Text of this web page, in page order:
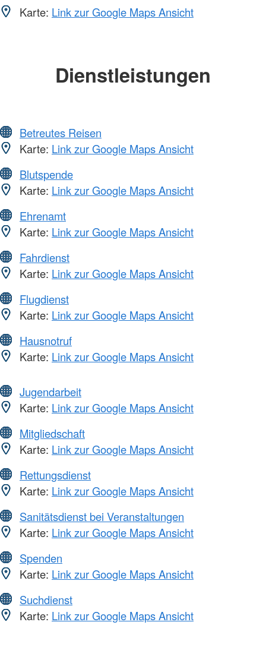
Karte: Link zur Google Maps Ansicht
Dienstleistungen
Betreutes Reisen
Karte: Link zur Google Maps Ansicht
Blutspende
Karte: Link zur Google Maps Ansicht
Ehrenamt
Karte: Link zur Google Maps Ansicht
Fahrdienst
Karte: Link zur Google Maps Ansicht
Flugdienst
Karte: Link zur Google Maps Ansicht
Hausnotruf
Karte: Link zur Google Maps Ansicht
Jugendarbeit
Karte: Link zur Google Maps Ansicht
Mitgliedschaft
Karte: Link zur Google Maps Ansicht
Rettungsdienst
Karte: Link zur Google Maps Ansicht
Sanitätsdienst bei Veranstaltungen
Karte: Link zur Google Maps Ansicht
Spenden
Karte: Link zur Google Maps Ansicht
Suchdienst
Karte: Link zur Google Maps Ansicht